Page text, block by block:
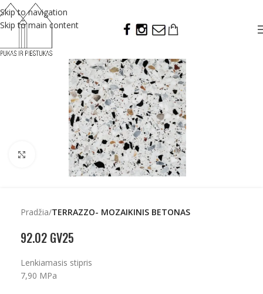
Skip to navigation
Skip to main content
Click to enlarge
Pradžia TERRAZZO- MOZAIKINIS BETONAS
92.02 GV25
Lenkiamasis stipris
7,90 MPa